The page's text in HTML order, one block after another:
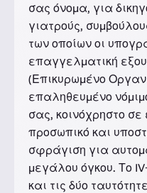
σας όνομα, για
γιατρούς,
των οποίων οι
επαγγελματική
(Επικυρωμένο
επαληθευμένο
σας, κοινόχρηστο σε
προσωπικό και
σφράγιση για
μεγάλου όγκου. Το
και τις δύο